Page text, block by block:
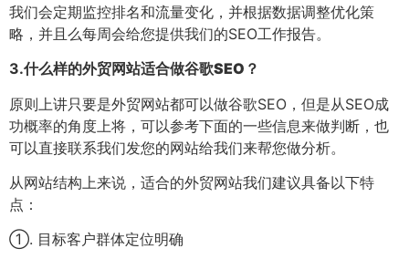
我们会定期监控排名和流量变化，并根据数据调整优化策
略，并且么每周会给您提供我们的SEO工作报告。
3.什么样的外贸网站适合做谷歌SEO？
原则上讲只要是外贸网站都可以做谷歌SEO，但是从SEO成
功概率的角度上将，可以参考下面的一些信息来做判断，也
可以直接联系我们发您的网站给我们来帮您做分析。
从网站结构上来说，适合的外贸网站我们建议具备以下特
点：
①. 目标客户群体定位明确